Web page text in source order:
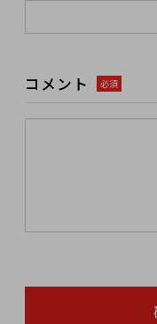
コメント 必須